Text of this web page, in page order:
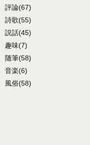
評論(67)
詩歌(55)
説話(45)
趣味(7)
随筆(58)
音楽(6)
風俗(58)